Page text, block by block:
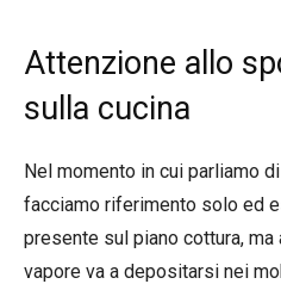
Attenzione allo
sulla cucina
Nel momento in cui parliamo
facciamo riferimento solo ed
presente sul piano cottura,
vapore va a depositarsi nei